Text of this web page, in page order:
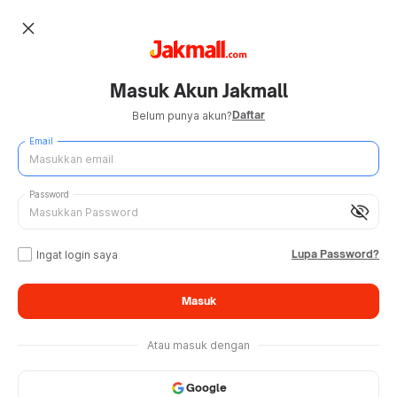
close
Masuk Akun Jakmall
Belum punya akun?Daftar
Email
visibility_off
Password
Ingat login saya Lupa Password?
Masuk
Atau masuk dengan
Google